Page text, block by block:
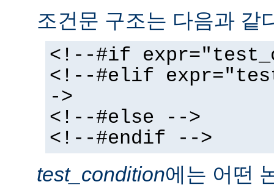
조건문 구조는 다음과 같
<!--#if
<!--#elif
->
<!--#else -->
<!--#endif -->
test_condition에는 어떤